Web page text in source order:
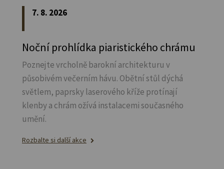
7. 8. 2026
Noční prohlídka piaristického chrámu
Poznejte vrcholně barokní architekturu v
působivém večerním hávu. Obětní stůl dýchá
světlem, paprsky laserového kříže protínají
klenby a chrám ožívá instalacemi současného
umění.
Rozbalte si další akce